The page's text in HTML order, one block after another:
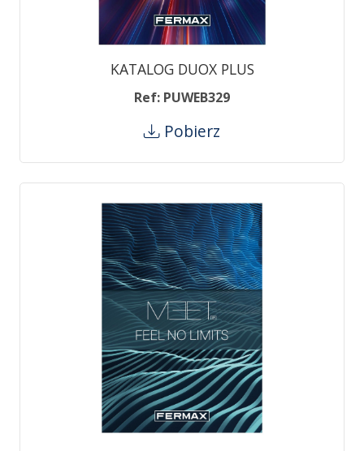
KATALOG DUOX PLUS
Ref: PUWEB329
Pobierz